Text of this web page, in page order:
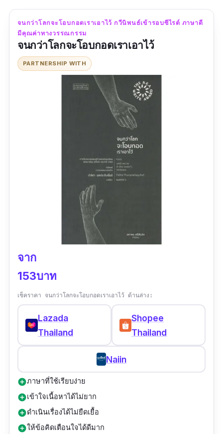
จนกว่าโลกจะโอบกอดเราเอาไว้ กวีนิพนธ์เข้ารอบซีไรต์ ภาษาดี
มีคุณค่าทางวรรณกรรม
จนกว่าโลกจะโอบกอดเราเอาไว้
PARTNERSHIP WITH
จาก
153บาท
เช็คราคา จนกว่าโลกจะโอบกอดเราเอาไว้ ด้านล่าง:
Lazada
Thailand
Shopee
Thailand
Naiin
add_circleภาษาที่ใช้เรียบง่าย
add_circleเข้าใจเนื้อหาได้ไม่ยาก
add_circleดำเนินเรื่องได้ไม่ยืดเยื้อ
add_circleให้ข้อคิดเตือนใจได้ดีมาก